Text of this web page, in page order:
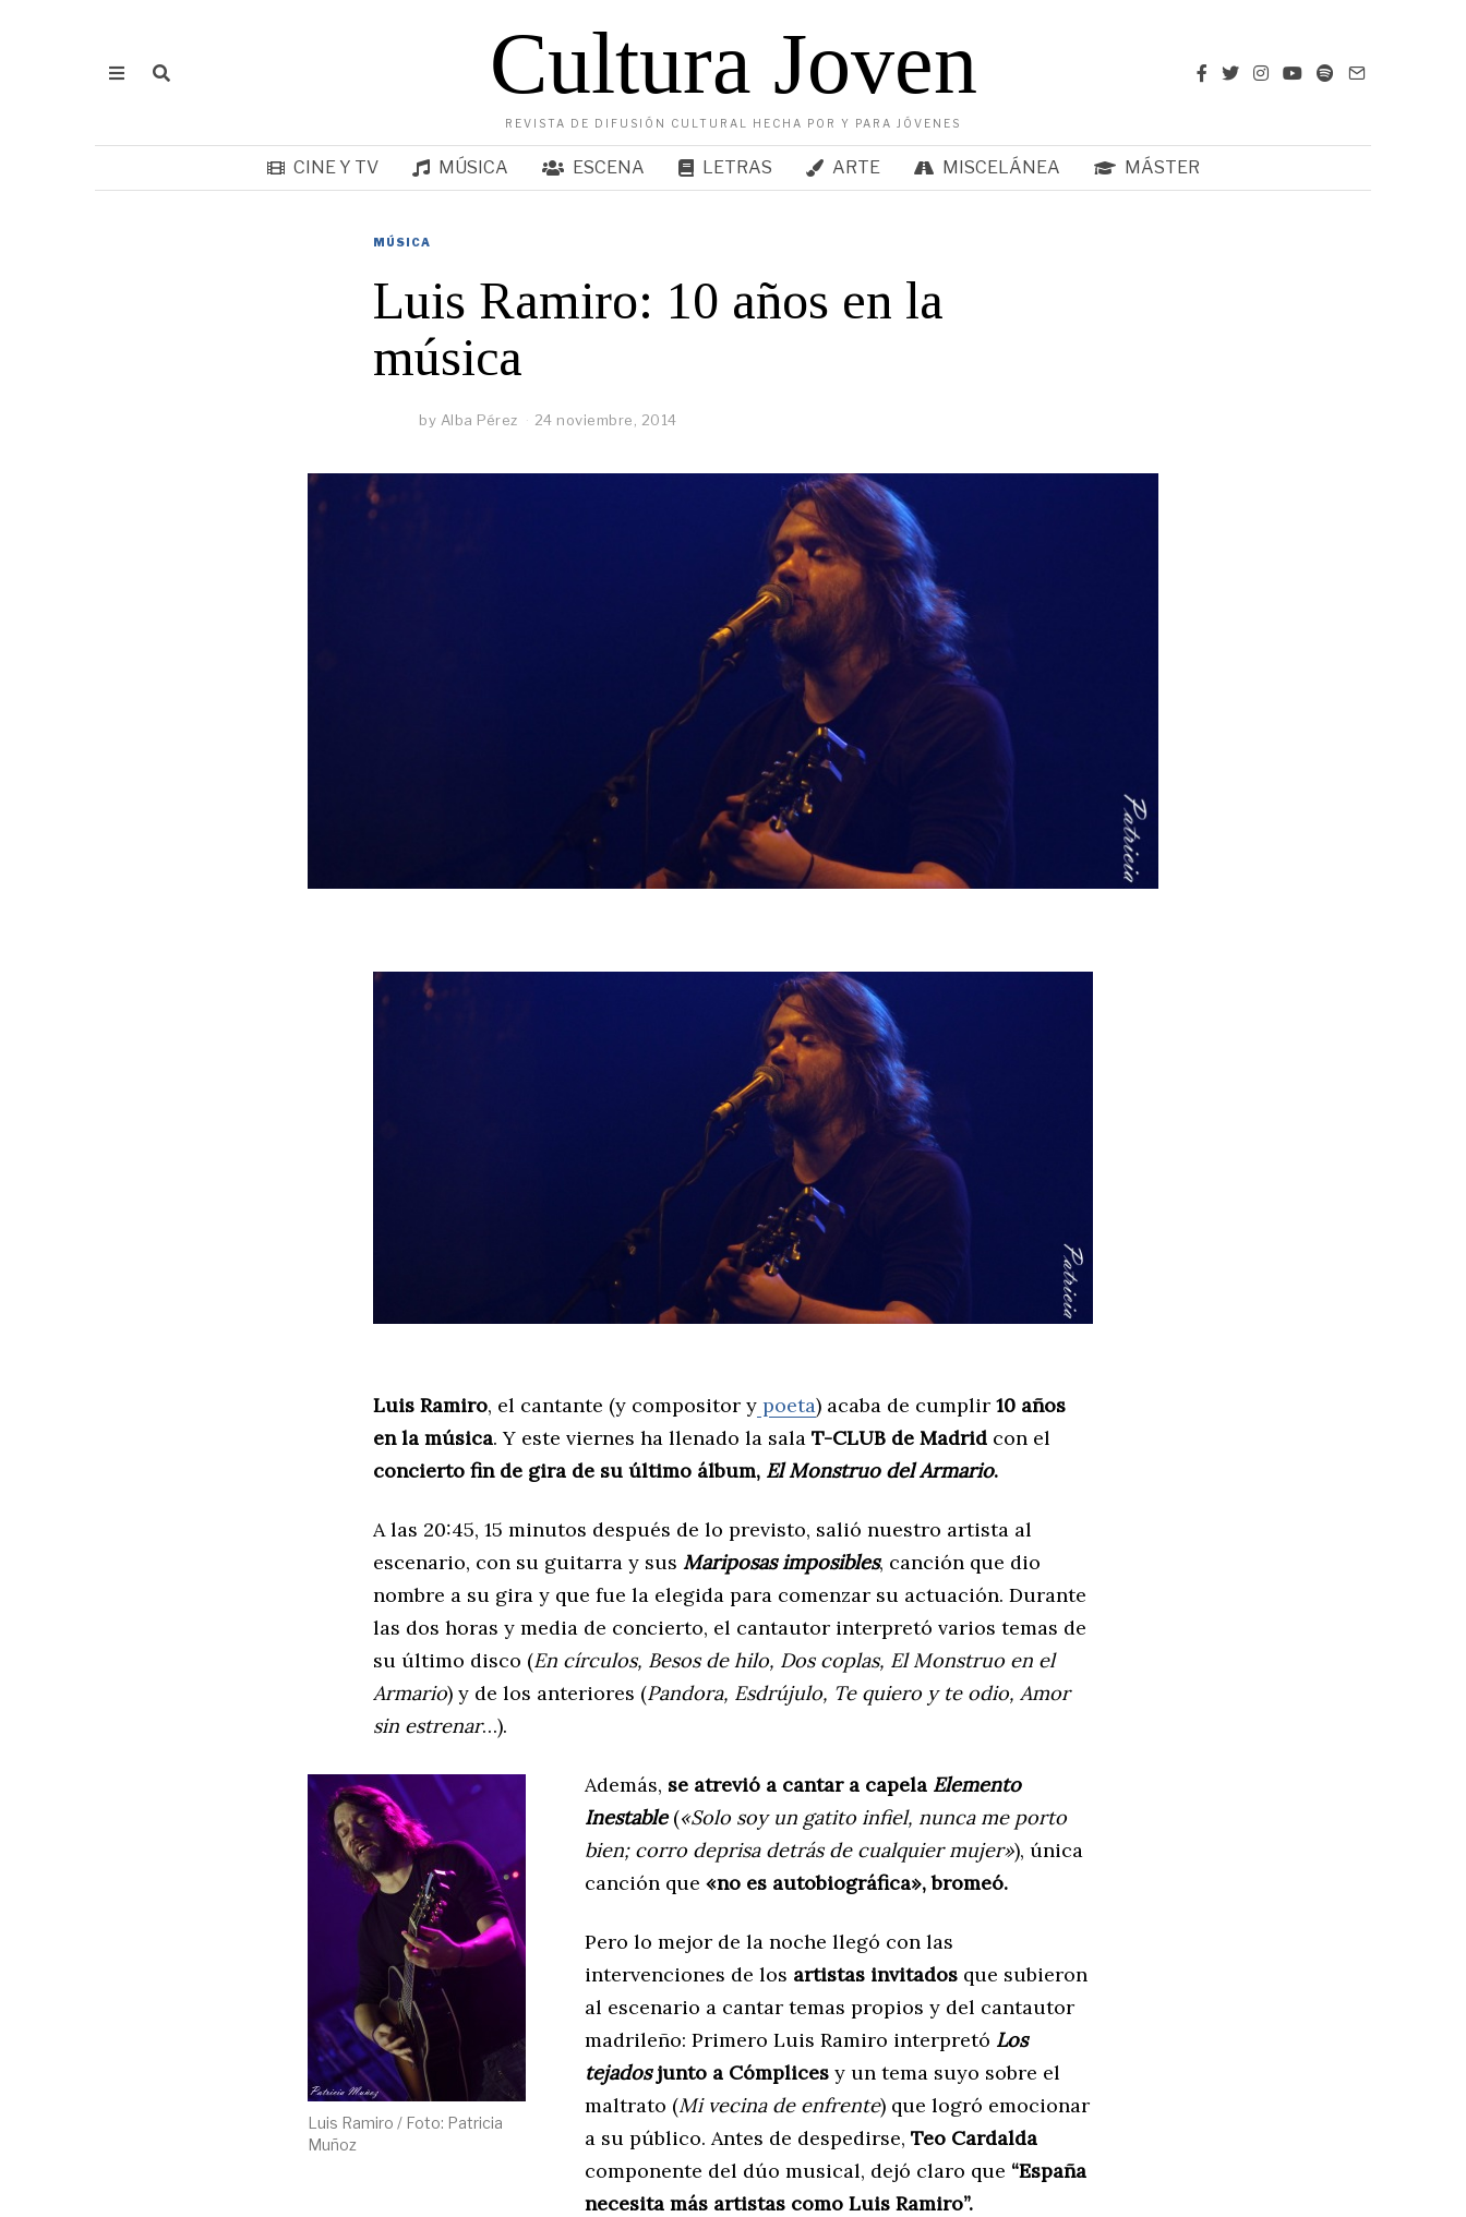
Cultura Joven
REVISTA DE DIFUSIÓN CULTURAL HECHA POR Y PARA JÓVENES
CINE Y TV MÚSICA ESCENA LETRAS ARTE MISCELÁNEA MÁSTER
MÚSICA
Luis Ramiro: 10 años en la
música
by Alba Pérez 24 noviembre, 2014
Luis Ramiro, el cantante (y compositor y poeta) acaba de cumplir 10 años
en la música. Y este viernes ha llenado la sala T-CLUB de Madrid con el
concierto fin de gira de su último álbum, El Monstruo del Armario.
A las 20:45, 15 minutos después de lo previsto, salió nuestro artista al
escenario, con su guitarra y sus Mariposas imposibles, canción que dio
nombre a su gira y que fue la elegida para comenzar su actuación. Durante
las dos horas y media de concierto, el cantautor interpretó varios temas de
su último disco (En círculos, Besos de hilo, Dos coplas, El Monstruo en el
Armario) y de los anteriores (Pandora, Esdrújulo, Te quiero y te odio, Amor
sin estrenar…).
Luis Ramiro / Foto: Patricia
Muñoz
Además, se atrevió a cantar a capela Elemento
Inestable(«Solo soy un gatito infiel, nunca me porto
bien; corro deprisa detrás de cualquier mujer»), única
canción que «no es autobiográfica», bromeó.
Pero lo mejor de la noche llegó con las
intervenciones de los artistas invitados que subieron
al escenario a cantar temas propios y del cantautor
madrileño: Primero Luis Ramiro interpretó Los
tejadosjunto a Cómplices y un tema suyo sobre el
maltrato (Mi vecina de enfrente) que logró emocionar
a su público. Antes de despedirse, Teo Cardalda
componente del dúo musical, dejó claro que “España
necesita más artistas como Luis Ramiro”.